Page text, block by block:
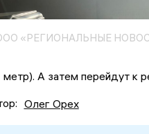
«РЕГИОНАЛЬНЫЕ
метр). А затем перейдут к
Олег Орех